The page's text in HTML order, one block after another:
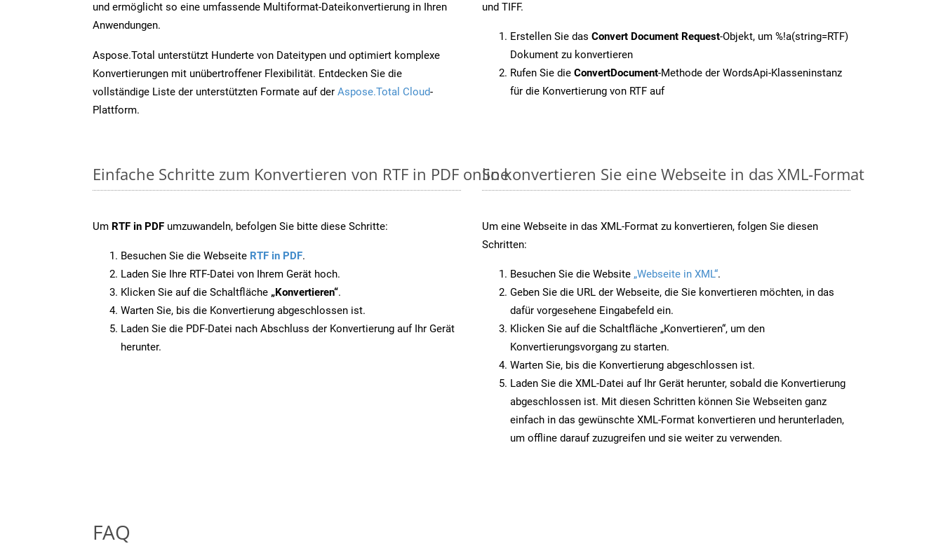
und ermöglicht so eine umfassende Multiformat-Dateikonvertierung in Ihren
Anwendungen.
Aspose.Total unterstützt Hunderte von Dateitypen und optimiert komplexe
Konvertierungen mit unübertroffener Flexibilität. Entdecken Sie die
vollständige Liste der unterstützten Formate auf der Aspose.Total Cloud-
Plattform.
und TIFF.
Erstellen Sie das Convert Document Request-Objekt, um %!a(string=RTF)
Dokument zu konvertieren
Rufen Sie die ConvertDocument-Methode der WordsApi-Klasseninstanz
für die Konvertierung von RTF auf
Einfache Schritte zum Konvertieren von RTF in PDF online
Um RTF in PDF umzuwandeln, befolgen Sie bitte diese Schritte:
Besuchen Sie die Webseite RTF in PDF.
Laden Sie Ihre RTF-Datei von Ihrem Gerät hoch.
Klicken Sie auf die Schaltfläche „Konvertieren“.
Warten Sie, bis die Konvertierung abgeschlossen ist.
Laden Sie die PDF-Datei nach Abschluss der Konvertierung auf Ihr Gerät
herunter.
So konvertieren Sie eine Webseite in das XML-Format
Um eine Webseite in das XML-Format zu konvertieren, folgen Sie diesen
Schritten:
Besuchen Sie die Website „Webseite in XML“.
Geben Sie die URL der Webseite, die Sie konvertieren möchten, in das
dafür vorgesehene Eingabefeld ein.
Klicken Sie auf die Schaltfläche „Konvertieren“, um den
Konvertierungsvorgang zu starten.
Warten Sie, bis die Konvertierung abgeschlossen ist.
Laden Sie die XML-Datei auf Ihr Gerät herunter, sobald die Konvertierung
abgeschlossen ist. Mit diesen Schritten können Sie Webseiten ganz
einfach in das gewünschte XML-Format konvertieren und herunterladen,
um offline darauf zuzugreifen und sie weiter zu verwenden.
FAQ